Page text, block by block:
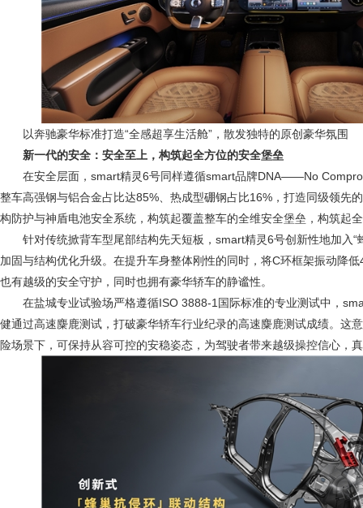
以奔驰豪华标准打造“全感超享生活舱”，散发独特的原创豪华氛围
新一代的安全：安全至上，构筑起全方位的安全堡垒
在安全层面，smart精灵6号同样遵循smart品牌DNA——No
整车高强钢与铝合金占比达85%、热成型硼钢占比16%，打造同级领先
构防护与神盾电池安全系统，构筑起覆盖整车的全维安全堡垒，构筑起
针对传统掀背车型尾部结构先天短板，smart精灵6号创新性地加入“
加固与结构优化升级。在提升车身整体刚性的同时，将C环框架振动降
也有越级的安全守护，同时也拥有豪华轿车的静谧性。
在盐城专业试验场严格遵循ISO 3888-1国际标准的专业测试中，
健通过高速麋鹿测试，打破豪华轿车行业纪录的高速麋鹿测试成绩。这
险场景下，可保持从容可控的安稳姿态，为驾驶者带来越级操控信心，